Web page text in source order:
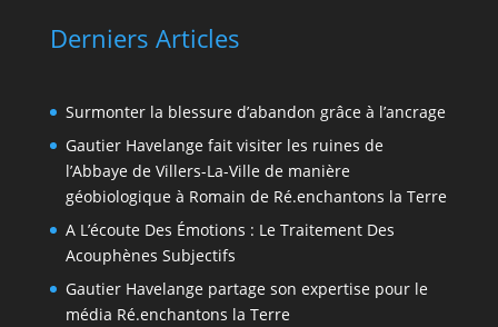
Derniers Articles
Surmonter la blessure d’abandon grâce à l’ancrage
Gautier Havelange fait visiter les ruines de
l’Abbaye de Villers-La-Ville de manière
géobiologique à Romain de Ré.enchantons la Terre
A L’écoute Des Émotions : Le Traitement Des
Acouphènes Subjectifs
Gautier Havelange partage son expertise pour le
média Ré.enchantons la Terre